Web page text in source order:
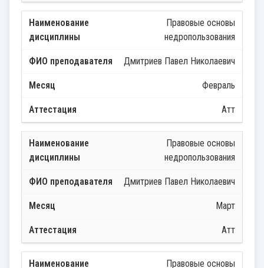
Правовые основы
недропользования
Дмитриев Павел Николаевич
Февраль
Атт
Правовые основы
недропользования
Дмитриев Павел Николаевич
Март
Атт
Правовые основы